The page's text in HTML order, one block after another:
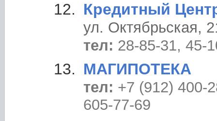
Кредитный
ул. Октябрьская,
тел: 28-85-31, 45-
МАГИПОТЕКА
тел: +7 (912) 400-
605-77-69